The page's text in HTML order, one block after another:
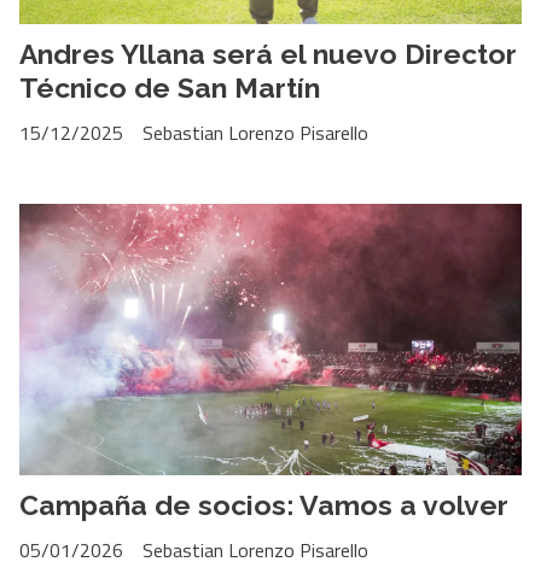
Andres Yllana será el nuevo Director
Técnico de San Martín
Sebastian Lorenzo Pisarello
15/12/2025
Campaña de socios: Vamos a volver
Sebastian Lorenzo Pisarello
05/01/2026